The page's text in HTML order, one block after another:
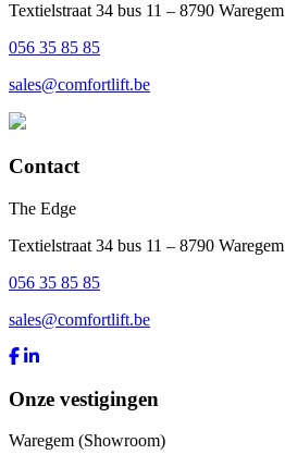
Textielstraat 34 bus 11 – 8790 Waregem
056 35 85 85
sales@comfortlift.be
Contact
The Edge
Textielstraat 34 bus 11 – 8790 Waregem
056 35 85 85
sales@comfortlift.be
Onze vestigingen
Waregem (Showroom)